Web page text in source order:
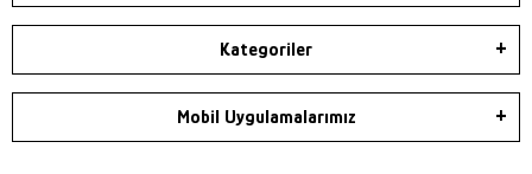
Kategoriler
Mobil Uygulamalarımız